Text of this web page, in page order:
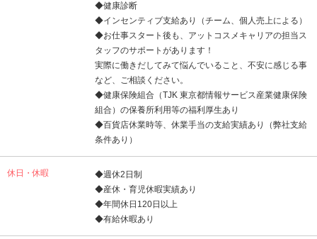
◆健康診断
◆インセンティブ支給あり（チーム、個人売上による）
◆お仕事スタート後も、アットコスメキャリアの担当ス
タッフのサポートがあります！
実際に働きだしてみて悩んでいること、不安に感じる事
など、ご相談ください。
◆健康保険組合（TJK 東京都情報サービス産業健康保険
組合）の保養所利用等の福利厚生あり
◆百貨店休業時等、休業手当の支給実績あり（弊社支給
条件あり）
休日・休暇
◆週休2日制
◆産休・育児休暇実績あり
◆年間休日120日以上
◆有給休暇あり